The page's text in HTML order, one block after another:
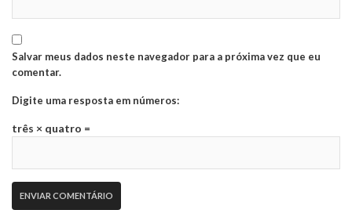
Salvar meus dados neste navegador para a próxima vez que eu
comentar.
Digite uma resposta em números:
três × quatro =